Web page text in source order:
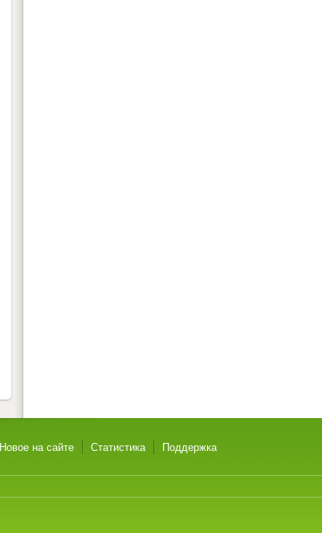
Новое на сайте Статистика Поддержка